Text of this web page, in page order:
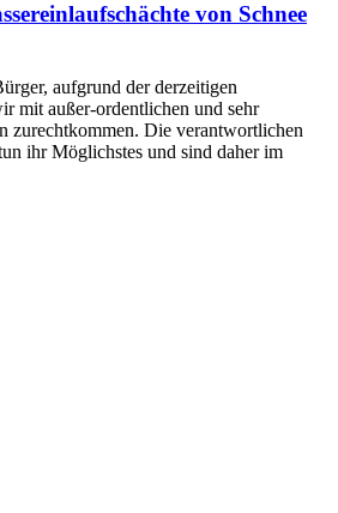
von Schnee
aufgrund der derzeitigen
mit außer-ordentlichen und sehr
zurechtkommen. Die verantwortlichen
ihr Möglichstes und sind daher im